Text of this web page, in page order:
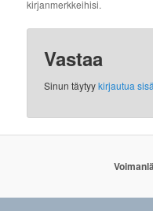
kirjanmerkkeihisi.
Vastaa
Sinun täytyykirjautua